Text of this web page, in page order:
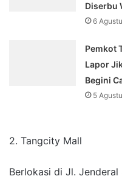
Diserbu
6
Pemkot
Lapor
Begini
5
2. Tangcity Mall
Berlokasi di Jl. Jenderal